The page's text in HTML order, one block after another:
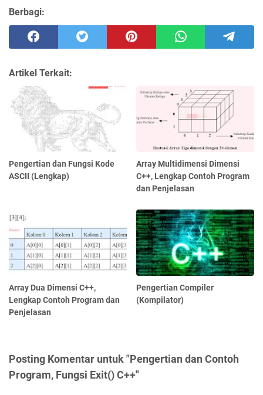
Berbagi:
Artikel Terkait:
Pengertian dan Fungsi Kode
ASCII (Lengkap)
Array Multidimensi Dimensi
C++, Lengkap Contoh Program
dan Penjelasan
Array Dua Dimensi C++,
Lengkap Contoh Program dan
Penjelasan
Pengertian Compiler
(Kompilator)
Posting Komentar untuk "Pengertian dan Contoh
Program, Fungsi Exit() C++"